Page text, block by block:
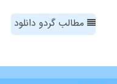
مطالب گردو دانلود